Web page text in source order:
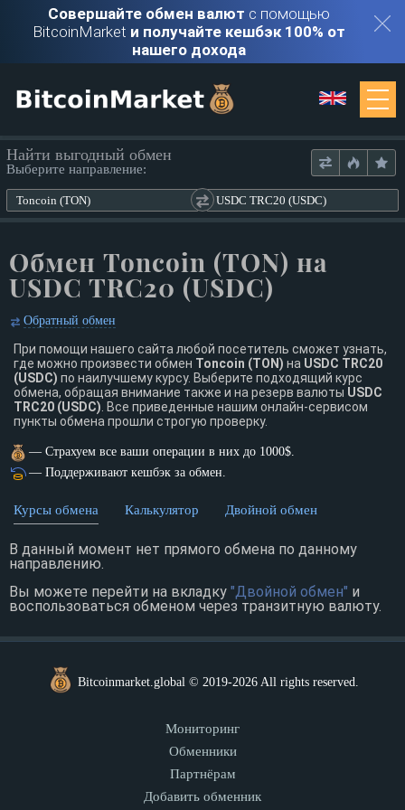
Совершайте обмен валют с помощью
BitcoinMarket и получайте кешбэк 100% от
нашего дохода
Обменники
Войти
Найти выгодный обмен
Выберите направление:
Toncoin (TON) USDC TRC20 (USDC)
Обмен Toncoin (TON) на
USDC TRC20 (USDC)
Обратный обмен
При помощи нашего сайта любой посетитель сможет узнать,
где можно произвести обмен Toncoin (TON) на USDC TRC20
(USDC) по наилучшему курсу. Выберите подходящий курс
обмена, обращая внимание также и на резерв валюты USDC
TRC20 (USDC) . Все приведенные нашим онлайн-сервисом
пункты обмена прошли строгую проверку.
— Страхуем все ваши операции в них до 1000$.
— Поддерживают кешбэк за обмен.
Курсы обмена Калькулятор Двойной обмен
В данный момент нет прямого обмена по данному
направлению.
Вы можете перейти на вкладку "Двойной обмен" и
воспользоваться обменом через транзитную валюту.
Bitcoinmarket.global © 2019-2026 All rights reserved.
Мониторинг
Обменники
Партнёрам
Добавить обменник